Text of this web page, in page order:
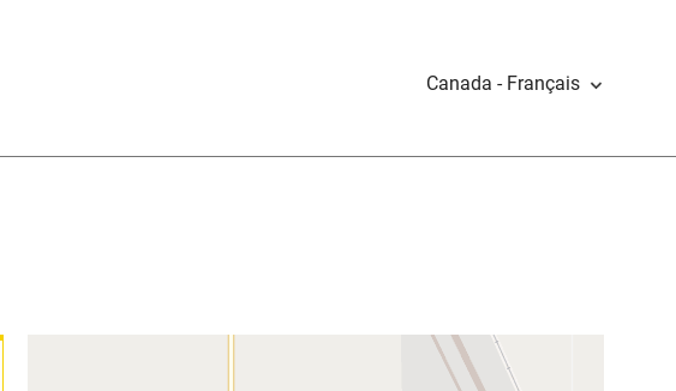
Canada - Français